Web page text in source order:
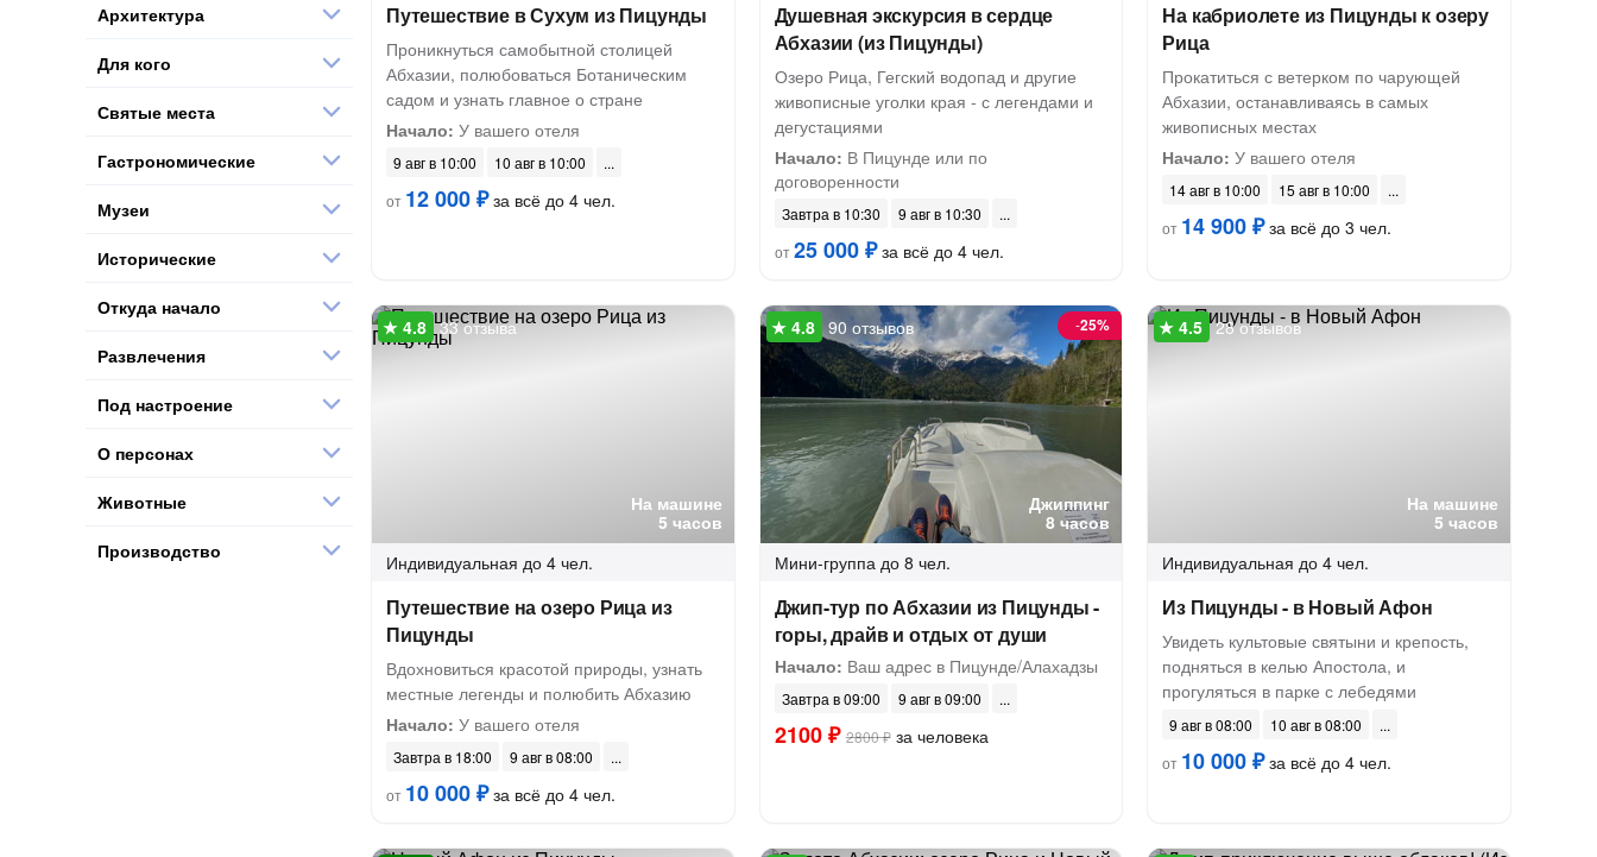
Путешествие в Сухум из Пицунды
Проникнуться самобытной столицей
Абхазии, полюбоваться Ботаническим
садом и узнать главное о стране
Начало: У вашего отеля
9 авг в 10:00
10 авг в 10:00
от 12 000 ₽за всё до 4 чел.
Душевная экскурсия в сердце
Абхазии (из Пицунды)
Озеро Рица, Гегский водопад и другие
живописные уголки края - с легендами и
дегустациями
Начало: В Пицунде или по
договоренности
Завтра в 10:30
9 авг в 10:30
от25 000 ₽за всё до 4 чел.
На кабриолете из Пицунды к озеру
Рица
Прокатиться с ветерком по чарующей
Абхазии, останавливаясь в самых
живописных местах
Начало: У вашего отеля
14 авг в 10:00
15 авг в 10:00
от 14 900 ₽за всё до 3 чел.
На машине
5 часов
33 отзыва
Индивидуальная до 4 чел.
Путешествие на озеро Рица из
Пицунды
Вдохновиться красотой природы, узнать
местные легенды и полюбить Абхазию
Начало: У вашего отеля
Завтра в 18:00
9 авг в 08:00
от 10 000 ₽за всё до 4 чел.
Джиппинг
8 часов
-25%
90 отзывов
Мини-группа до 8 чел.
Джип-тур по Абхазии из Пицунды -
горы, драйв и отдых от души
Начало: Ваш адрес в Пицунде/Алахадзы
Завтра в 09:00 9 авг в 09:00
2100 ₽ 2800 ₽за человека
На машине
5 часов
28 отзывов
Индивидуальная до 4 чел.
Из Пицунды - в Новый Афон
Увидеть культовые святыни и крепость,
подняться в келью Апостола, и
прогуляться в парке с лебедями
9 авг в 08:00
10 авг в 08:00
от 10 000 ₽за всё до 4 чел.
Архитектура
Для кого
Святые места
Гастрономические
Музеи
Исторические
Откуда начало
Развлечения
Под настроение
О персонах
Животные
Производство